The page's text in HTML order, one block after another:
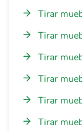
Tirar
Tirar
Tirar
Tirar
Tirar
Tirar